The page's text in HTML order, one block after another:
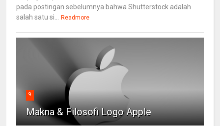
pada postingan sebelumnya bahwa Shutterstock adalah
salah satu si... Readmore
9
Makna & Filosofi Logo Apple